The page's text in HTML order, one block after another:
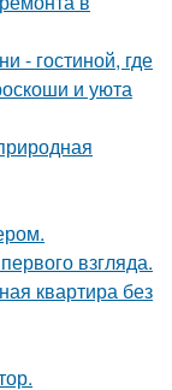
- гостиной, где
и уюта
взгляда.
квартира без